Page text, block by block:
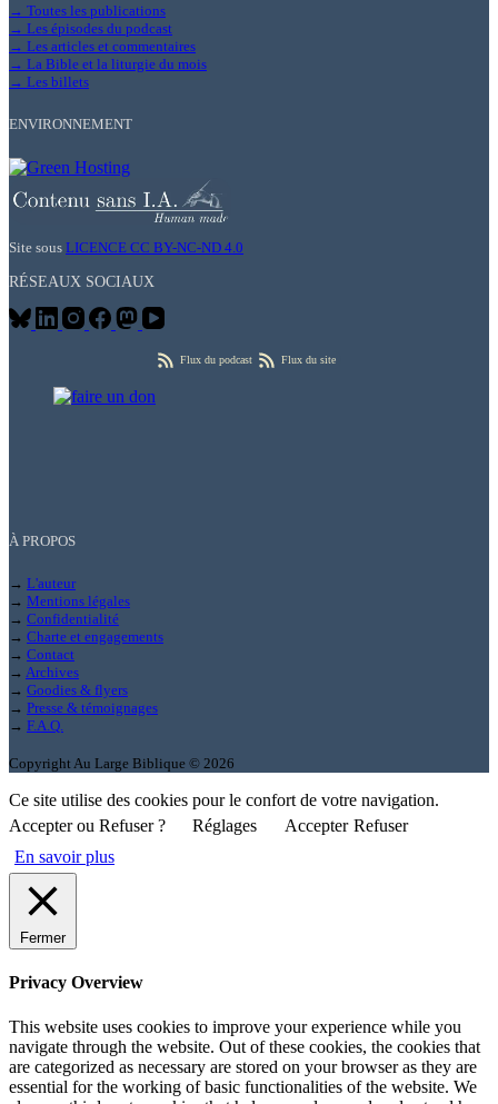
→ Toutes les publications
→ Les épisodes du podcast
→ Les articles et commentaires
→ La Bible et la liturgie du mois
→ Les billets
ENVIRONNEMENT
Site sous LICENCE CC BY-NC-ND 4.0
RÉSEAUX SOCIAUX
Flux du podcast Flux du site
À PROPOS
→ L'auteur
→ Mentions légales
→ Confidentialité
→ Charte et engagements
→ Contact
→ Archives
→ Goodies & flyers
→ Presse & témoignages
→ F.A.Q.
Copyright Au Large Biblique © 2026
Ce site utilise des cookies pour le confort de votre navigation.
Accepter ou Refuser ?
Réglages Accepter Refuser
En savoir plus
Fermer
Privacy Overview
This website uses cookies to improve your experience while you
navigate through the website. Out of these cookies, the cookies that
are categorized as necessary are stored on your browser as they are
essential for the working of basic functionalities of the website. We